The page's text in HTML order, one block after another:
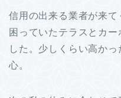
信用の出来る業者が来て
困っていたテラスとカ
した。少しくらい高か
心。